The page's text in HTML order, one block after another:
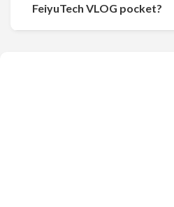
Udostępnij
FeiyuTech VLOG pocket?